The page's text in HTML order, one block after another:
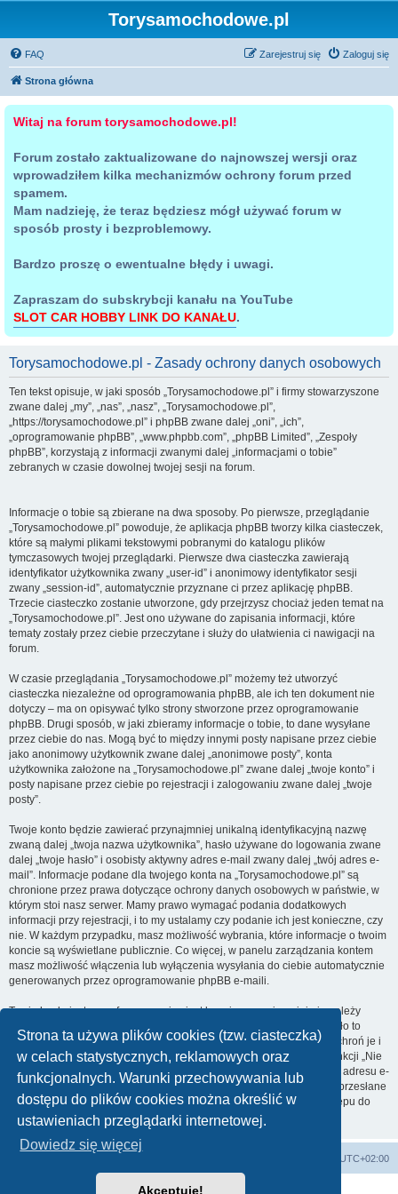
Strona ta używa plików cookies (tzw. ciasteczka)
w celach statystycznych, reklamowych oraz
funkcjonalnych. Warunki przechowywania lub
dostępu do plików cookies można określić w
ustawieniach przeglądarki internetowej.
Dowiedz się więcej
Akceptuję!
Torysamochodowe.pl
FAQ Zaloguj się
Zarejestruj się
Strona główna
Witaj na forum torysamochodowe.pl!
Forum zostało zaktualizowane do najnowszej wersji oraz
wprowadziłem kilka mechanizmów ochrony forum przed
spamem.
Mam nadzieję, że teraz będziesz mógł używać forum w
sposób prosty i bezproblemowy.
Bardzo proszę o ewentualne błędy i uwagi.
Zapraszam do subskrybcji kanału na YouTube
SLOT CAR HOBBY LINK DO KANAŁU.
Torysamochodowe.pl - Zasady ochrony danych osobowych
Ten tekst opisuje, w jaki sposób „Torysamochodowe.pl” i firmy stowarzyszone
zwane dalej „my”, „nas”, „nasz”, „Torysamochodowe.pl”,
„https://torysamochodowe.pl” i phpBB zwane dalej „oni”, „ich”,
„oprogramowanie phpBB”, „www.phpbb.com”, „phpBB Limited”, „Zespoły
phpBB”, korzystają z informacji zwanymi dalej „informacjami o tobie”
zebranych w czasie dowolnej twojej sesji na forum.
Informacje o tobie są zbierane na dwa sposoby. Po pierwsze, przeglądanie
„Torysamochodowe.pl” powoduje, że aplikacja phpBB tworzy kilka ciasteczek,
które są małymi plikami tekstowymi pobranymi do katalogu plików
tymczasowych twojej przeglądarki. Pierwsze dwa ciasteczka zawierają
identyfikator użytkownika zwany „user-id” i anonimowy identyfikator sesji
zwany „session-id”, automatycznie przyznane ci przez aplikację phpBB.
Trzecie ciasteczko zostanie utworzone, gdy przejrzysz chociaż jeden temat na
„Torysamochodowe.pl”. Jest ono używane do zapisania informacji, które
tematy zostały przez ciebie przeczytane i służy do ułatwienia ci nawigacji na
forum.
W czasie przeglądania „Torysamochodowe.pl” możemy też utworzyć
ciasteczka niezależne od oprogramowania phpBB, ale ich ten dokument nie
dotyczy – ma on opisywać tylko strony stworzone przez oprogramowanie
phpBB. Drugi sposób, w jaki zbieramy informacje o tobie, to dane wysyłane
przez ciebie do nas. Mogą być to między innymi posty napisane przez ciebie
jako anonimowy użytkownik zwane dalej „anonimowe posty”, konta
użytkownika założone na „Torysamochodowe.pl” zwane dalej „twoje konto” i
posty napisane przez ciebie po rejestracji i zalogowaniu zwane dalej „twoje
posty”.
Twoje konto będzie zawierać przynajmniej unikalną identyfikacyjną nazwę
zwaną dalej „twoja nazwa użytkownika”, hasło używane do logowania zwane
dalej „twoje hasło” i osobisty aktywny adres e-mail zwany dalej „twój adres e-
mail”. Informacje podane dla twojego konta na „Torysamochodowe.pl” są
chronione przez prawa dotyczące ochrony danych osobowych w państwie, w
którym stoi nasz serwer. Mamy prawo wymagać podania dodatkowych
informacji przy rejestracji, i to my ustalamy czy podanie ich jest konieczne, czy
nie. W każdym przypadku, masz możliwość wybrania, które informacje o twoim
koncie są wyświetlane publicznie. Co więcej, w panelu zarządzania kontem
masz możliwość włączenia lub wyłączenia wysyłania do ciebie automatycznie
generowanych przez oprogramowanie phpBB e-maili.
Twoje hasło jest zaszyfrowane, więc jest bezpieczne, niemniej nie należy
używać tego samego hasła na różnych witrynach internetowych. Hasło to
umożliwia dostęp do twojego konta na „Torysamochodowe.pl”, więc chroń je i
w żadnym wypadku nie podawaj
nikomu. Jeśli je zapomnisz, użyj funkcji „Nie
pamiętam hasła”. Witryna poprosi cię o podanie nazwy użytkownika i adresu e-
mail. Po podaniu tych danych zostanie wygenerowane nowe hasło i przesłane
na podany przez ciebie adres e-mail. Umożliwi ono odzyskanie dostępu do
twojego konta.
UTC+02:00
Technologię dostarczaphpBB® Forum Software © phpBB Limited